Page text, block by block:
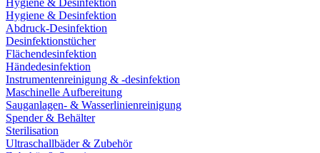
Hygiene & Desinfektion
Hygiene & Desinfektion
Abdruck-Desinfektion
Desinfektionstücher
Flächendesinfektion
Händedesinfektion
Instrumentenreinigung & -desinfektion
Maschinelle Aufbereitung
Sauganlagen- & Wasserlinienreinigung
Spender & Behälter
Sterilisation
Ultraschallbäder & Zubehör